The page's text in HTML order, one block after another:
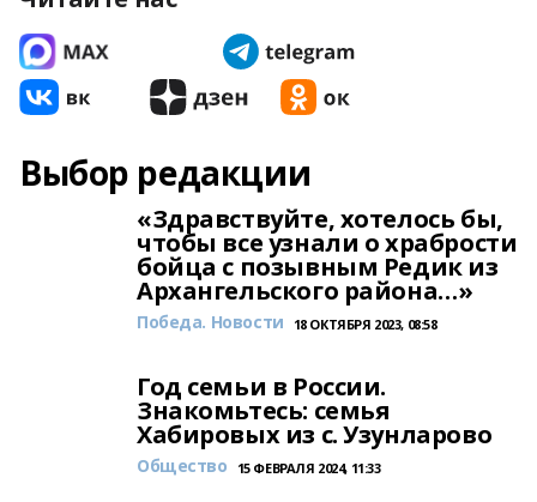
Выбор редакции
«Здравствуйте, хотелось бы,
чтобы все узнали о храбрости
бойца с позывным Редик из
Архангельского района…»
Победа. Новости 18 ОКТЯБРЯ 2023, 08:58
Год семьи в России.
Знакомьтесь: семья
Хабировых из с. Узунларово
Общество 15 ФЕВРАЛЯ 2024, 11:33